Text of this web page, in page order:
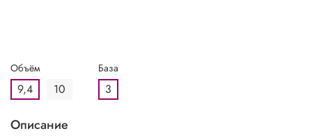
Объём
9,4 10
База
3
Описание